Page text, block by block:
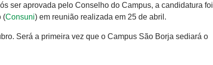
ser aprovada pelo Conselho do Campus, a candidatura foi
(Consuni) em reunião realizada em 25 de abril.
Será a primeira vez que o Campus São Borja sediará o